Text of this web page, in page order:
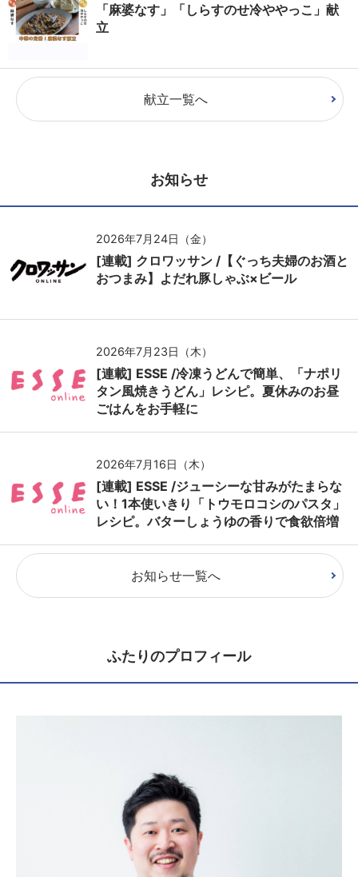
「麻婆なす」「しらすのせ冷ややっこ」献
立
献立一覧へ
お知らせ
2026年7月24日（金）
[連載] クロワッサン /【ぐっち夫婦のお酒と
おつまみ】よだれ豚しゃぶ×ビール
2026年7月23日（木）
[連載] ESSE /冷凍うどんで簡単、「ナポリ
タン風焼きうどん」レシピ。夏休みのお昼
ごはんをお手軽に
2026年7月16日（木）
[連載] ESSE /ジューシーな甘みがたまらな
い！1本使いきり「トウモロコシのパスタ」
レシピ。バターしょうゆの香りで食欲倍増
お知らせ一覧へ
ふたりのプロフィール